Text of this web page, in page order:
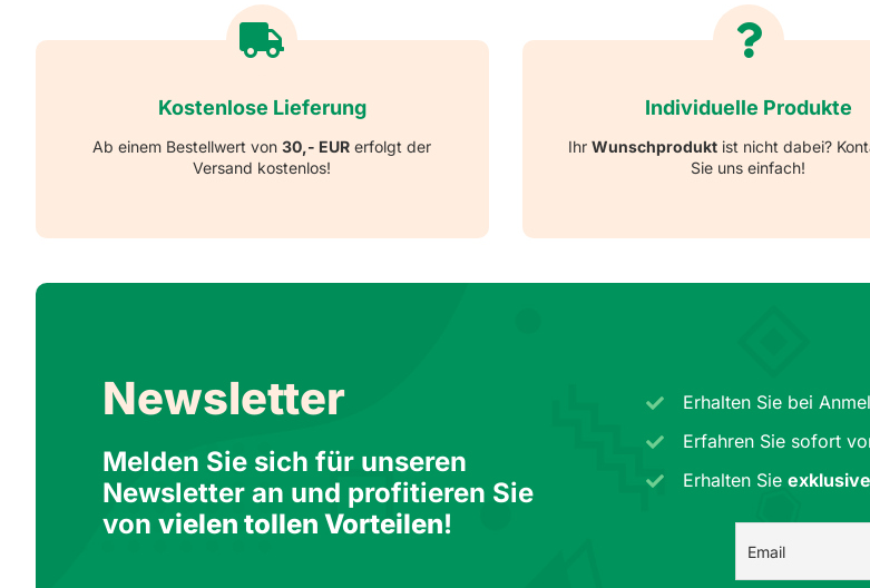
Kostenlose Lieferung
Ab einem Bestellwert von30,- EUR erfolgt der
Versand kostenlos!
Individuelle Produkte
IhrWunschprodukt ist nicht dabei?
Sie uns einfach!
Newsletter
Melden Sie sich für unseren
Newsletter an und profitieren Sie
von vielen tollen Vorteilen!
Erhalten Sie bei
Erfahren Sie sofort
Erhalten Sie